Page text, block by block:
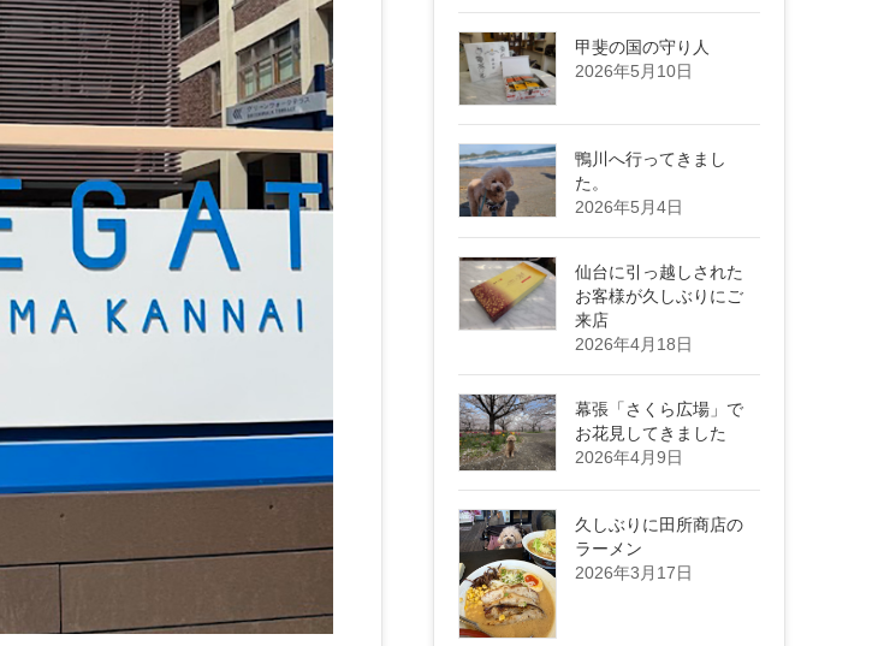
甲斐の国の守り人
2026年5月10日
鴨川へ行ってきまし
た。
2026年5月4日
仙台に引っ越しされた
お客様が久しぶりにご
来店
2026年4月18日
幕張「さくら広場」で
お花見してきました
2026年4月9日
久しぶりに田所商店の
ラーメン
2026年3月17日